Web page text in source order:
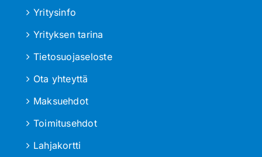
Yritysinfo
Yrityksen tarina
Tietosuojaseloste
Ota yhteyttä
Maksuehdot
Toimitusehdot
Lahjakortti